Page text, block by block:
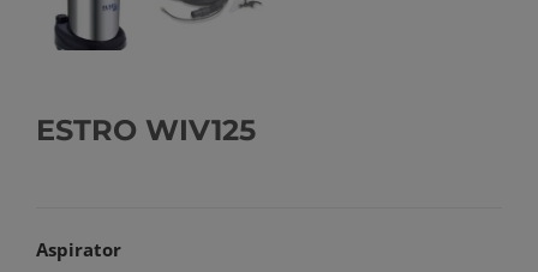
ESTRO WIV125
Aspirator